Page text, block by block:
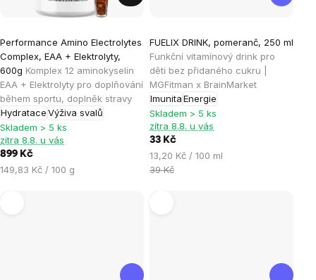
Performance Amino Electrolytes
Complex, EAA + Elektrolyty,
600g Komplex 12 aminokyselin
EAA + Elektrolyty pro doplňování
během sportu, doplněk stravy
HydrataceVýživa svalů
hodnocení
produktu
je
4,7
z
5
hvězdiček.
Skladem > 5 ks
zítra 8.8. u vás
899 Kč
Měrná
149,83 Kč / 100 g
FUELIX DRINK, pomeranč, 250 ml
Funkční vitamínový drink pro
děti bez přidaného cukru |
MGFitman x BrainMarket
ImunitaEnergie
hodnocení
produktu
je
4,2
z
5
hvězdiček.
Skladem > 5 ks
zítra 8.8. u vás
33 Kč
Měrná
cena:
13,20 Kč / 100 ml
39 Kč